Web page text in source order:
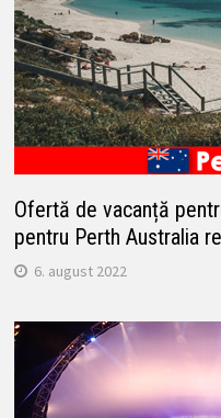
Ofertă de vacanță
pentru Perth Australia
6. august 2022